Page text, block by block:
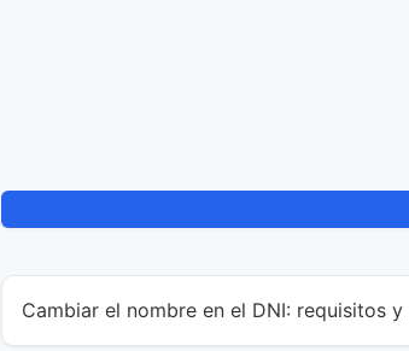
Cambiar el nombre en el DNI: requisitos